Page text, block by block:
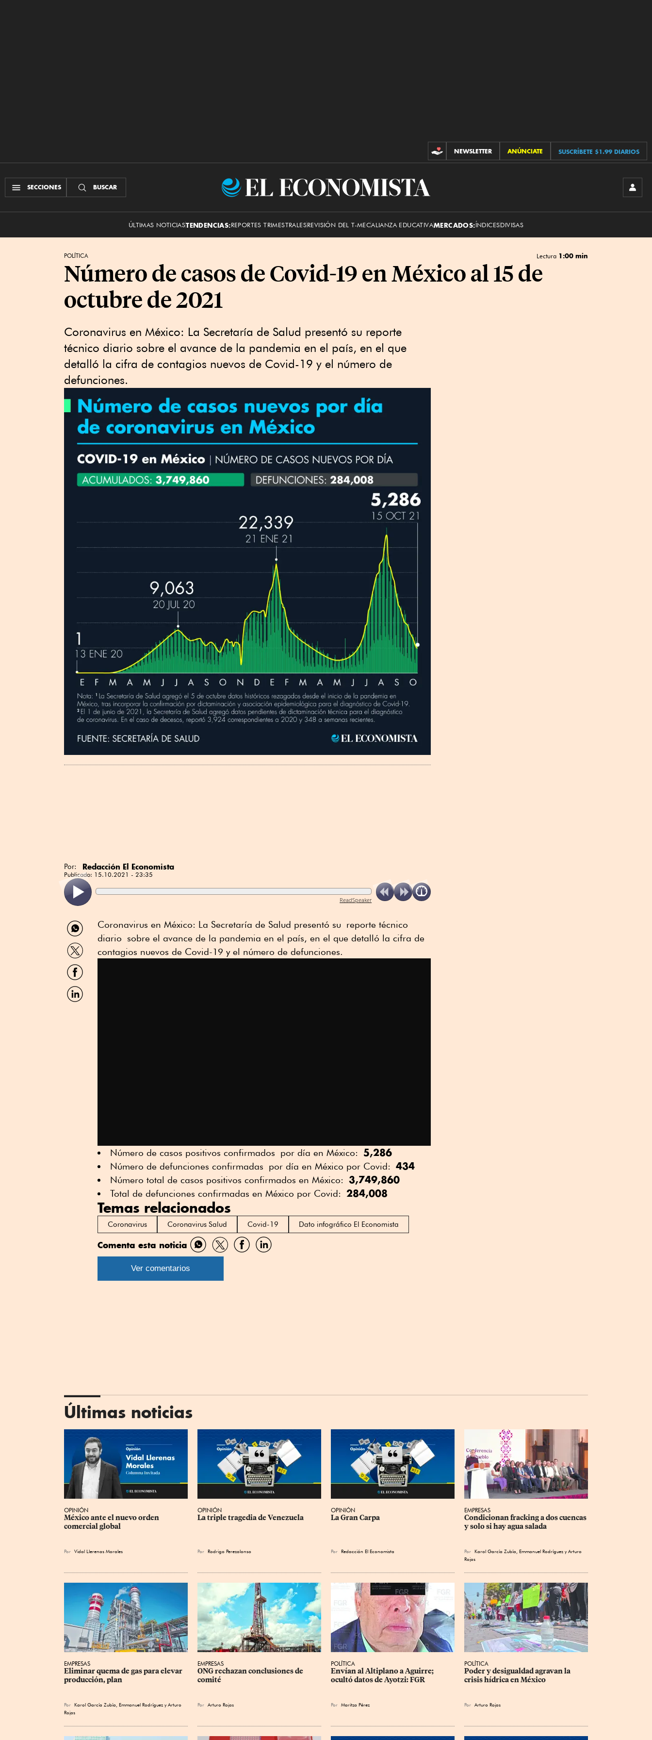
CONTRIBUCIONES
NEWSLETTER ANÚNCIATE SUSCRÍBETE $1.99 DIARIOS
SECCIONES BUSCAR
El
ÚLTIMAS NOTICIASTENDENCIAS:REPORTES TRIMESTRALESREVISIÓN DEL T-MECALIANZA EDUCATIVAMERCADOS:ÍNDICESDIVISAS
POLÍTICA Lectura 1:00 min
Número de casos de Covid-19 en México al 15 de
octubre de 2021
Coronavirus en México: La Secretaría de Salud presentó su reporte
técnico diario sobre el avance de la pandemia en el país, en el que
detalló la cifra de contagios nuevos de Covid-19 y el número de
defunciones.
Por: Redacción El Economista
Publicado: 15.10.2021 - 23:35
ReadSpeaker
Compartir
por
WhatsApp
Compartir
por
Twitter
Compartir
por
Facebook
Compartir
por
Coronavirus en México: La Secretaría de Salud presentó su reporte técnico
diario sobre el avance de la pandemia en el país, en el que detalló la cifra de
contagios nuevos de Covid-19 y el número de defunciones.
Número de casos positivos confirmados por día en México: 5,286
Número de defunciones confirmadas por día en México por Covid: 434
Número total de casos positivos confirmados en México: 3,749,860
Total de defunciones confirmadas en México por Covid: 284,008
Temas relacionados
Coronavirus Coronavirus Salud Covid-19 Dato infográfico El Economista
Comenta esta noticia
Compartir
por
Compartir
por
CompartirCompartir
Ver comentarios
Últimas noticias
OPINIÓN
México ante el nuevo orden
comercial global
Por Vidal Llerenas Morales
OPINIÓN
La triple tragedia de Venezuela
Por Rodrigo Perezalonso
OPINIÓN
La Gran Carpa
Por Redacción El Economista
EMPRESAS
Condicionan fracking a dos cuencas
y solo si hay agua salada
Por Karol García Zubía Emmanuel Rodríguez yArturo
Rojas
EMPRESAS
Eliminar quema de gas para elevar
producción, plan
Por Karol García Zubía Emmanuel Rodríguez yArturo
Rojas
EMPRESAS
ONG rechazan conclusiones de
comité
Por Arturo Rojas
POLÍTICA
Envían al Altiplano a Aguirre;
ocultó datos de Ayotzi: FGR
Por Maritza Pérez
POLÍTICA
Poder y desigualdad agravan la
crisis hídrica en México
Por Arturo Rojas